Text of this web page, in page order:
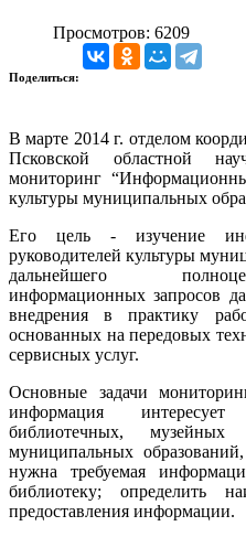
Просмотров: 6209
Поделиться:
В марте 2014 г. отделом
Псковской областной
мониторинг
культуры муниципальных
Его цель - изучение
руководителей культуры
дальнейшего
информационных запросов
внедрения в практику
основанных на передовых
сервисных услуг.
Основные задачи
информация интересует
библиотечных,
муниципальных
нужна требуемая
библиотеку; определить
предоставления информации.